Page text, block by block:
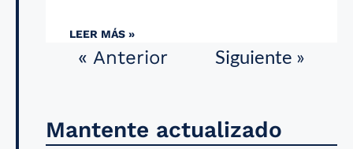
LEER MÁS »
« Anterior Siguiente »
Mantente actualizado